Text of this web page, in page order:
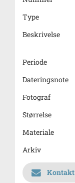
Type
Beskrivelse
Periode
Dateringsnote
Fotograf
Størrelse
Materiale
Arkiv